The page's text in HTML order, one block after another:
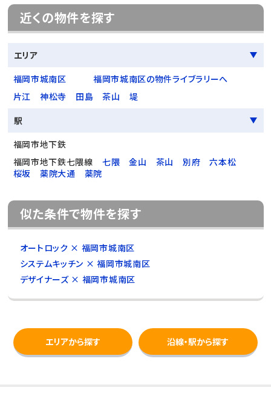
近くの物件を探す
エリア
福岡市城南区
福岡市城南区の物件ライブラリーへ
片江
神松寺 田島 茶山
堤
駅
福岡市地下鉄
福岡市地下鉄七隈線
七隈 金山 茶山 別府
六本松
桜坂
薬院大通 薬院
似た条件で物件を探す
オートロック × 福岡市城南区
システムキッチン × 福岡市城南区
デザイナーズ × 福岡市城南区
エリアから探す 沿線・駅から探す